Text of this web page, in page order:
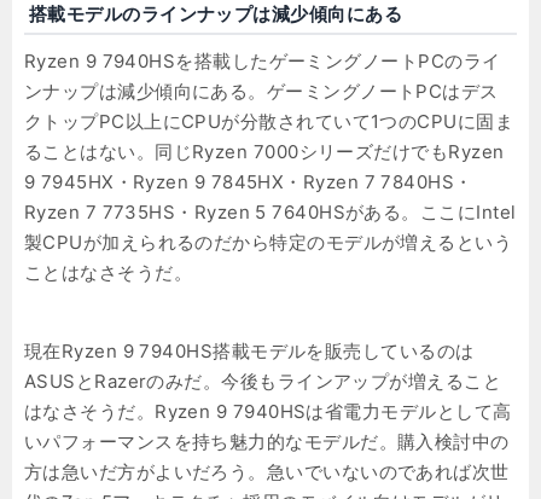
搭載モデルのラインナップは減少傾向にある
Ryzen 9 7940HSを搭載したゲーミングノートPCのライ
ンナップは減少傾向にある。ゲーミングノートPCはデス
クトップPC以上にCPUが分散されていて1つのCPUに固ま
ることはない。同じRyzen 7000シリーズだけでもRyzen
9 7945HX・Ryzen 9 7845HX・Ryzen 7 7840HS・
Ryzen 7 7735HS・Ryzen 5 7640HSがある。ここにIntel
製CPUが加えられるのだから特定のモデルが増えるという
ことはなさそうだ。
現在Ryzen 9 7940HS搭載モデルを販売しているのは
ASUSとRazerのみだ。今後もラインアップが増えること
はなさそうだ。Ryzen 9 7940HSは省電力モデルとして高
いパフォーマンスを持ち魅力的なモデルだ。購入検討中の
方は急いだ方がよいだろう。急いでいないのであれば次世